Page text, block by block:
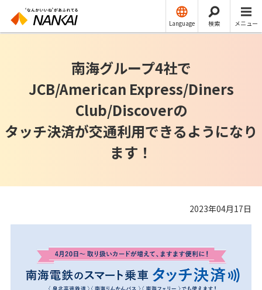
Language 検索 メニュー
ニュースリリース
南海グループ4社で
JCB/American Express/Diners
Club/Discoverの
タッチ決済が交通利用できるようになり
ます！
2023年04月17日